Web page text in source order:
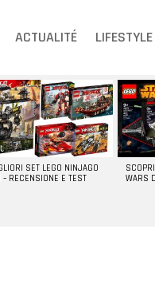
ACTUALITÉ LIFESTYLE
SET LEGO NINJAGO
RECENSIONE E TEST
WARS